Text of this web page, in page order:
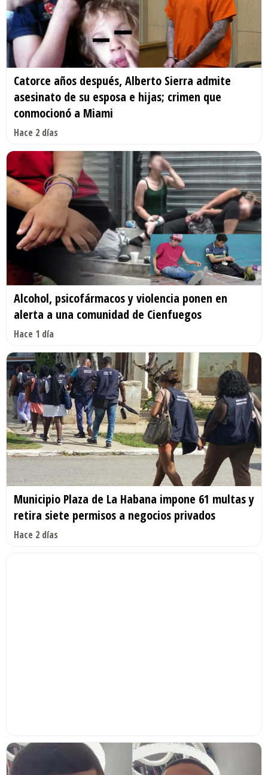
Catorce años después, Alberto Sierra admite
asesinato de su esposa e hijas; crimen que
conmocionó a Miami
Hace 2 días
Alcohol, psicofármacos y violencia ponen en
alerta a una comunidad de Cienfuegos
Hace 1 día
Municipio Plaza de La Habana impone 61 multas y
retira siete permisos a negocios privados
Hace 2 días